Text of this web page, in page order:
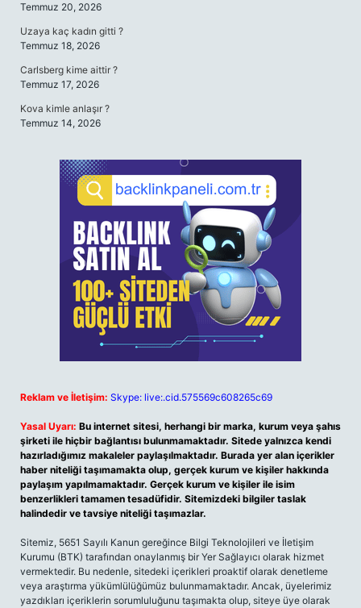
Temmuz 20, 2026
Uzaya kaç kadın gitti ?
Temmuz 18, 2026
Carlsberg kime aittir ?
Temmuz 17, 2026
Kova kimle anlaşır ?
Temmuz 14, 2026
Reklam ve İletişim: Skype: live:.cid.575569c608265c69
Yasal Uyarı: Bu internet sitesi, herhangi bir marka, kurum veya şahıs
şirketi ile hiçbir bağlantısı bulunmamaktadır. Sitede yalnızca kendi
hazırladığımız makaleler paylaşılmaktadır. Burada yer alan içerikler
haber niteliği taşımamakta olup, gerçek kurum ve kişiler hakkında
paylaşım yapılmamaktadır. Gerçek kurum ve kişiler ile isim
benzerlikleri tamamen tesadüfidir. Sitemizdeki bilgiler taslak
halindedir ve tavsiye niteliği taşımazlar.
Sitemiz, 5651 Sayılı Kanun gereğince Bilgi Teknolojileri ve İletişim
Kurumu (BTK) tarafından onaylanmış bir Yer Sağlayıcı olarak hizmet
vermektedir. Bu nedenle, sitedeki içerikleri proaktif olarak denetleme
veya araştırma yükümlülüğümüz bulunmamaktadır. Ancak, üyelerimiz
yazdıkları içeriklerin sorumluluğunu taşımakta olup, siteye üye olarak